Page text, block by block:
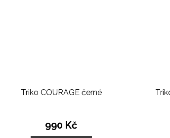
Triko COURAGE černé
990 Kč